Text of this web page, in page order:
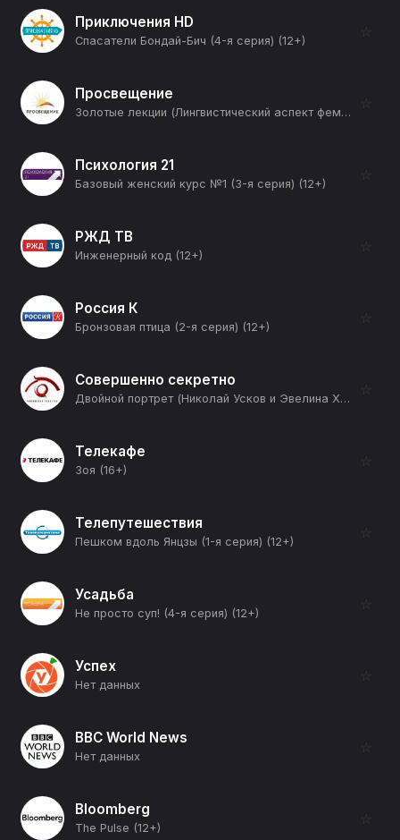
Приключения HD
Спасатели Бондай-Бич (4-я серия) (12+)
☆
Просвещение
Золотые лекции (Лингвистический аспект феминитивов) (12+)
☆
Психология 21
Базовый женский курс №1 (3-я серия) (12+)
☆
РЖД ТВ
Инженерный код (12+)
☆
Россия К
Бронзовая птица (2-я серия) (12+)
☆
Совершенно секретно
Двойной портрет (Николай Усков и Эвелина Хромченко. Главные в гламуре) (12+)
☆
Телекафе
Зоя (16+)
☆
Телепутешествия
Пешком вдоль Янцзы (1-я серия) (12+)
☆
Усадьба
Не просто суп! (4-я серия) (12+)
☆
Успех
Нет данных
☆
BBC World News
Нет данных
☆
Bloomberg
The Pulse (12+)
☆